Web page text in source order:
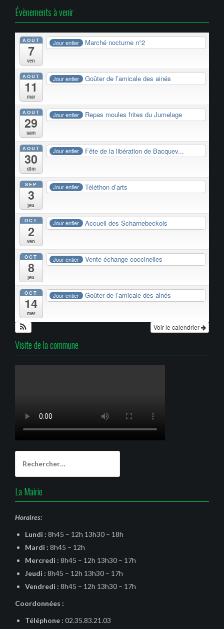
Évènements à venir
AOÛT
7
ven
Jour entier Marché nocturne n°2
AOÛT
11
mar
Jour entier Goûter de l’amicale des ainés
AOÛT
29
sam
Jour entier Repas moules frites du Jumelage
AOÛT
30
dim
Jour entier Fête de la libération de Bacquev...
SEP
3
jeu
Jour entier Téléthon d’arts
OCT
2
ven
Jour entier Accueil des Scharnebeckois
OCT
8
jeu
Jour entier Vente échange coccinelles
OCT
14
mer
Jour entier Goûter de l’amicale des ainés
Voir le calendrier
Visite de la commune
La Mairie
Horaires:
Lundi : 8h45 – 12h 13h30 – 18h
Mardi : 8h45 – 12h
Mercredi : 8h45 – 12h 13h30 – 17h
Jeudi : 8h45 – 12h 13h30 – 17h
Vendredi : 8h45 – 12h 13h30 – 17h
Coordonnées :
Téléphone : 02.35.83.21.03